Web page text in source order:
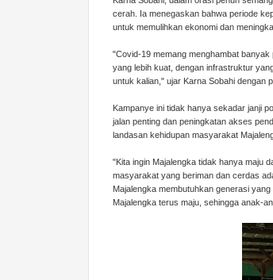
cerah. Ia menegaskan bahwa periode
untuk memulihkan ekonomi dan
"Covid-19 memang menghambat
yang lebih kuat, dengan infrastruktur
untuk kalian," ujar Karna Sobahi dengan
Kampanye ini tidak hanya sekadar janji
jalan penting dan peningkatan akses
landasan kehidupan masyarakat
"Kita ingin Majalengka tidak hanya maju
masyarakat yang beriman dan cerdas
Majalengka membutuhkan generasi
Majalengka terus maju, sehingga anak-